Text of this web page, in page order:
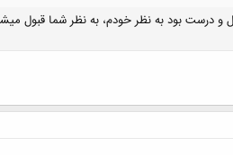
درست بود به نظر خودم، به نظر شما قبول